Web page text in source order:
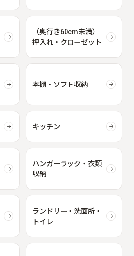
（奥行き60cm未満）
押入れ・クローゼット
本棚・ソフト収納
キッチン
ハンガーラック・衣類
収納
ランドリー・洗面所・
トイレ